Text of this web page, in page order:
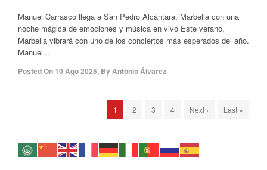
Manuel Carrasco llega a San Pedro Alcántara, Marbella con una
noche mágica de emociones y música en vivo Este verano,
Marbella vibrará con uno de los conciertos más esperados del año.
Manuel...
Posted On 10 Ago 2025, ByAntonio Álvarez
1 2 3 4 Next › Last »